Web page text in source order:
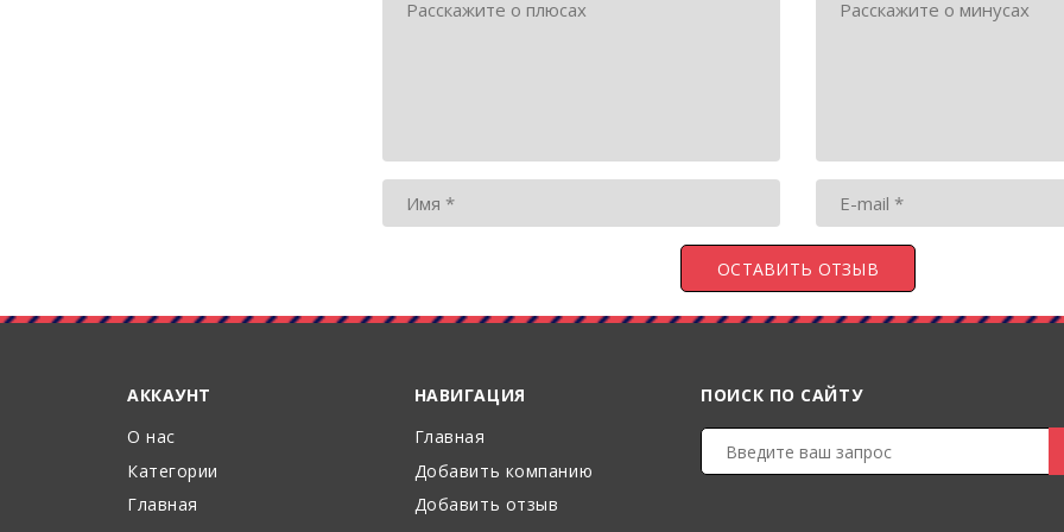
АККАУНТ
О нас
Категории
Главная
НАВИГАЦИЯ
Главная
Добавить компанию
Добавить отзыв
ПОИСК ПО САЙТУ